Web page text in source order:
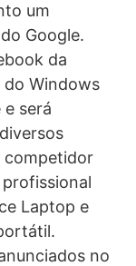
um
Google.
da
Windows
e será
competidor
Laptop e
no